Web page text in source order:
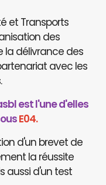
et Transports
des
la délivrance des
avec les
est l'une d'elles
E04.
d'un brevet de
la réussite
aussi d'un test